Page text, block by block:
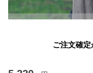
ご注文確